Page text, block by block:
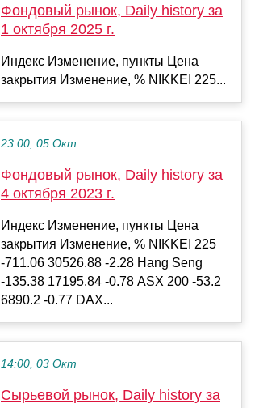
Фондовый рынок, Daily history за
1 октября 2025 г.
Индекс Изменение, пункты Цена
закрытия Изменение, % NIKKEI 225...
23:00, 05 Окт
Фондовый рынок, Daily history за
4 октября 2023 г.
Индекс Изменение, пункты Цена
закрытия Изменение, % NIKKEI 225
-711.06 30526.88 -2.28 Hang Seng
-135.38 17195.84 -0.78 ASX 200 -53.2
6890.2 -0.77 DAX...
14:00, 03 Окт
Сырьевой рынок, Daily history за